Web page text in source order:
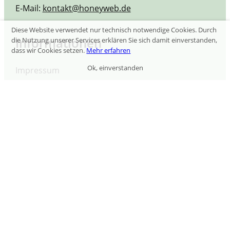
E-Mail: kontakt@honeyweb.de
Informationen
Impressum
Diese Website verwendet nur technisch notwendige Cookies. Durch
die Nutzung unserer Services erklären Sie sich damit einverstanden,
dass wir Cookies setzen.Mehr erfahren
Ok, einverstanden